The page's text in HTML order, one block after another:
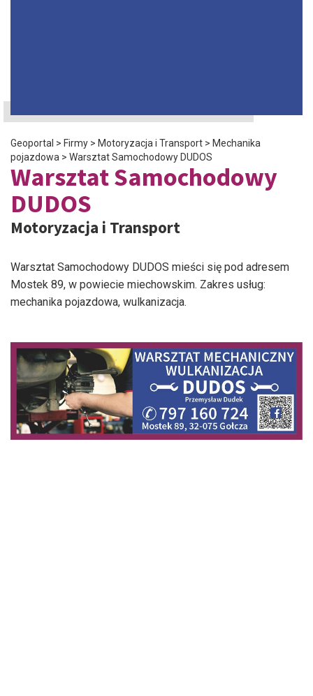
Geoportal > Firmy > Motoryzacja i Transport > Mechanika
pojazdowa > Warsztat Samochodowy DUDOS
Warsztat Samochodowy
DUDOS
Motoryzacja i Transport
Warsztat Samochodowy DUDOS mieści się pod adresem
Mostek 89, w powiecie miechowskim. Zakres usług:
mechanika pojazdowa, wulkanizacja.